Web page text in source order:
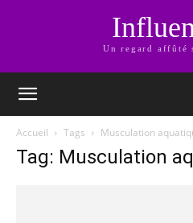
Un regard affûté
Accueil Tags Musculation
Tag: Musculation